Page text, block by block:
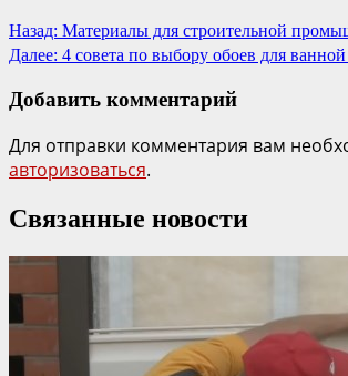
Назад: Материалы для строительной
Далее: 4 совета по выбору обоев для
Добавить комментарий
Для отправки комментария вам
авторизоваться.
Связанные новости